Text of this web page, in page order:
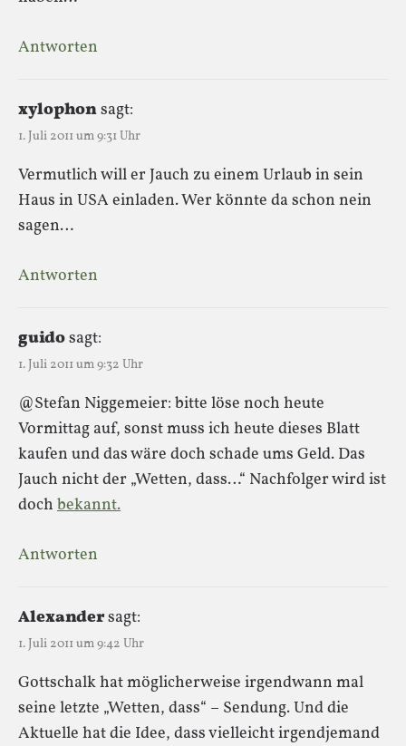
Antworten
xylophonsagt:
1. Juli 2011 um 9:31 Uhr
Vermutlich will er Jauch zu einem Urlaub in sein
Haus in USA einladen. Wer könnte da schon nein
sagen…
Antworten
guidosagt:
1. Juli 2011 um 9:32 Uhr
@Stefan Niggemeier: bitte löse noch heute
Vormittag auf, sonst muss ich heute dieses Blatt
kaufen und das wäre doch schade ums Geld. Das
Jauch nicht der „Wetten, dass…“ Nachfolger wird ist
doch bekannt.
Antworten
Alexandersagt:
1. Juli 2011 um 9:42 Uhr
Gottschalk hat möglicherweise irgendwann mal
seine letzte „Wetten, dass“ – Sendung. Und die
Aktuelle hat die Idee, dass vielleicht irgendjemand